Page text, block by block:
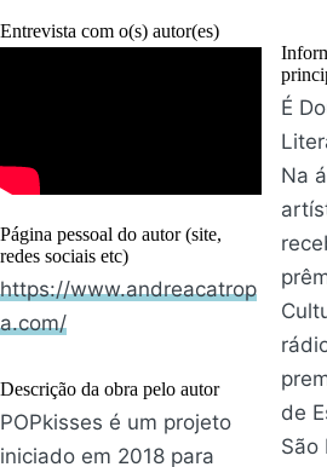
Entrevista com o(s) autor(es)
Página pessoal do autor (site,
redes sociais etc)
https://www.andreacatrop
a.com/
Descrição da obra pelo autor
POPkisses é um projeto
iniciado em 2018 para
É
Na
de
São